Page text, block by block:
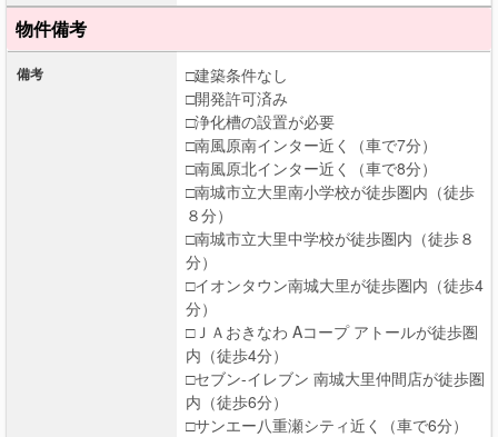
物件備考
備考
□建築条件なし
□開発許可済み
□浄化槽の設置が必要
□南風原南インター近く（車で7分）
□南風原北インター近く（車で8分）
□南城市立大里南小学校が徒歩圏内（徒歩
８分）
□南城市立大里中学校が徒歩圏内（徒歩８
分）
□イオンタウン南城大里が徒歩圏内（徒歩4
分）
□ＪＡおきなわ Aコープ アトールが徒歩圏
内（徒歩4分）
□セブン-イレブン 南城大里仲間店が徒歩圏
内（徒歩6分）
□サンエー八重瀬シティ近く（車で6分）